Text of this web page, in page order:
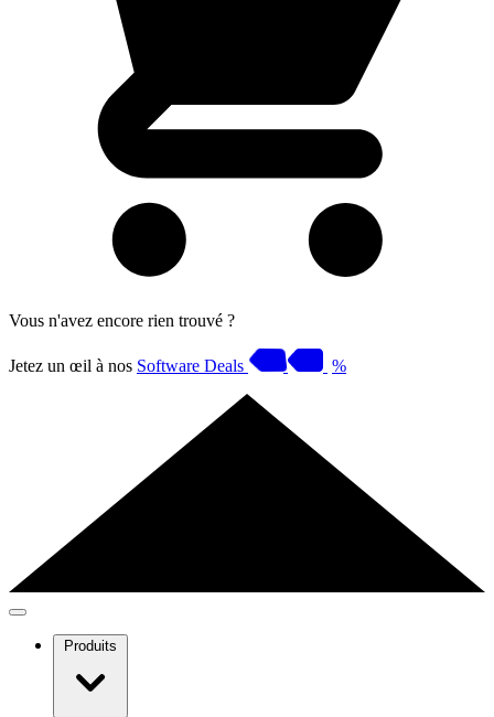
Vous n'avez encore rien trouvé ?
Jetez un œil à nos Software Deals %
Produits